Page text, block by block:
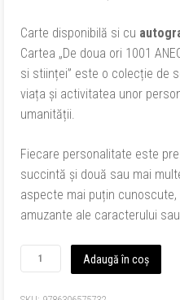
fost:
75,00 lei.
Carte disponibilă si cu
Cartea „De doua ori 1001
si stiinței” este o colecție de
viața și activitatea unor
umanității.
Fiecare personalitate este
succintă și două sau mai
aspecte mai puțin
amuzante ale caracterului
Adaugă în coș